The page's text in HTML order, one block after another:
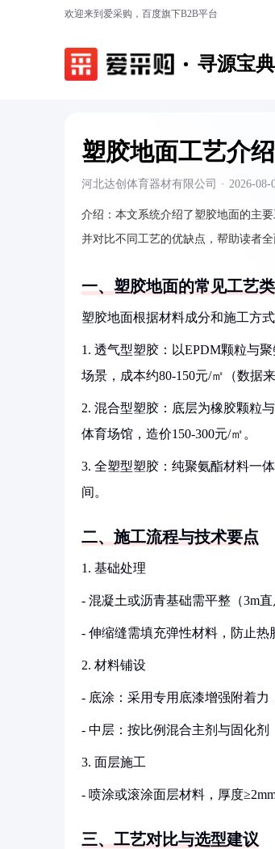
欢迎来到爱采购，百度旗下B2B平台
寻源宝典
塑胶地面工艺介绍
河北达创体育器材有限公司 · 2026-08-
介绍： 本文系统介绍了塑胶地面的主
并对比不同工艺的优缺点，帮助读者
一、塑胶地面的常见工艺
塑胶地面根据材料成分和施工方
1. 透气型塑胶：以EPDM颗粒与
场景，成本约80-150元/㎡（数据
2. 混合型塑胶：底层为橡胶颗粒
体育场馆，造价150-300元/㎡。
3. 全塑型塑胶：纯聚氨酯材料一
间。
二、施工流程与技术要点
1. 基础处理
- 混凝土或沥青基础需平整（3m
- 伸缩缝需填充弹性材料，防止热
2. 材料铺设
- 底涂：采用专用底漆增强附着力
- 中层：按比例混合主剂与固化剂
3. 面层施工
- 喷涂或滚涂面层材料，厚度
三、工艺对比与选型建议